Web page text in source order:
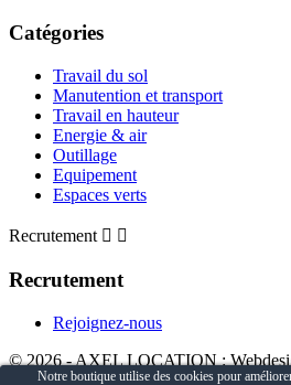
Notre boutique utilise des cookies pour
Catégories
Travail du sol
Manutention et transport
Travail en hauteur
Energie & air
Outillage
Equipement
Espaces verts
Recrutement  
Recrutement
Rejoignez-nous
© 2026 - AXEL LOCATION :
Développement parWEEZY - Agence